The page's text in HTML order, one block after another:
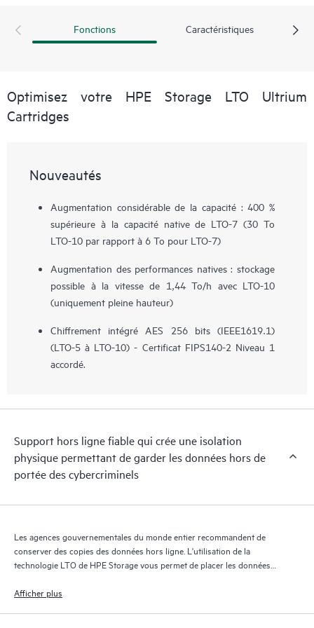
Fonctions Caractéristiques
Optimisez votre HPE Storage LTO Ultrium
Cartridges
Nouveautés
Augmentation considérable de la capacité : 400 %
supérieure à la capacité native de LTO-7 (30 To
LTO-10 par rapport à 6 To pour LTO-7)
Augmentation des performances natives : stockage
possible à la vitesse de 1,44 To/h avec LTO-10
(uniquement pleine hauteur)
Chiffrement intégré AES 256 bits (IEEE1619.1)
(LTO-5 à LTO-10) - Certificat FIPS140-2 Niveau 1
accordé.
Support hors ligne fiable qui crée une isolation
physique permettant de garder les données hors de
portée des cybercriminels
Les agences gouvernementales du monde entier recommandent de
conserver des copies des données hors ligne. L'utilisation de la
technologie LTO de HPE Storage vous permet de placer les données
contre les criminels utilisant des réseaux connectés pour tenter de
Afficher plus